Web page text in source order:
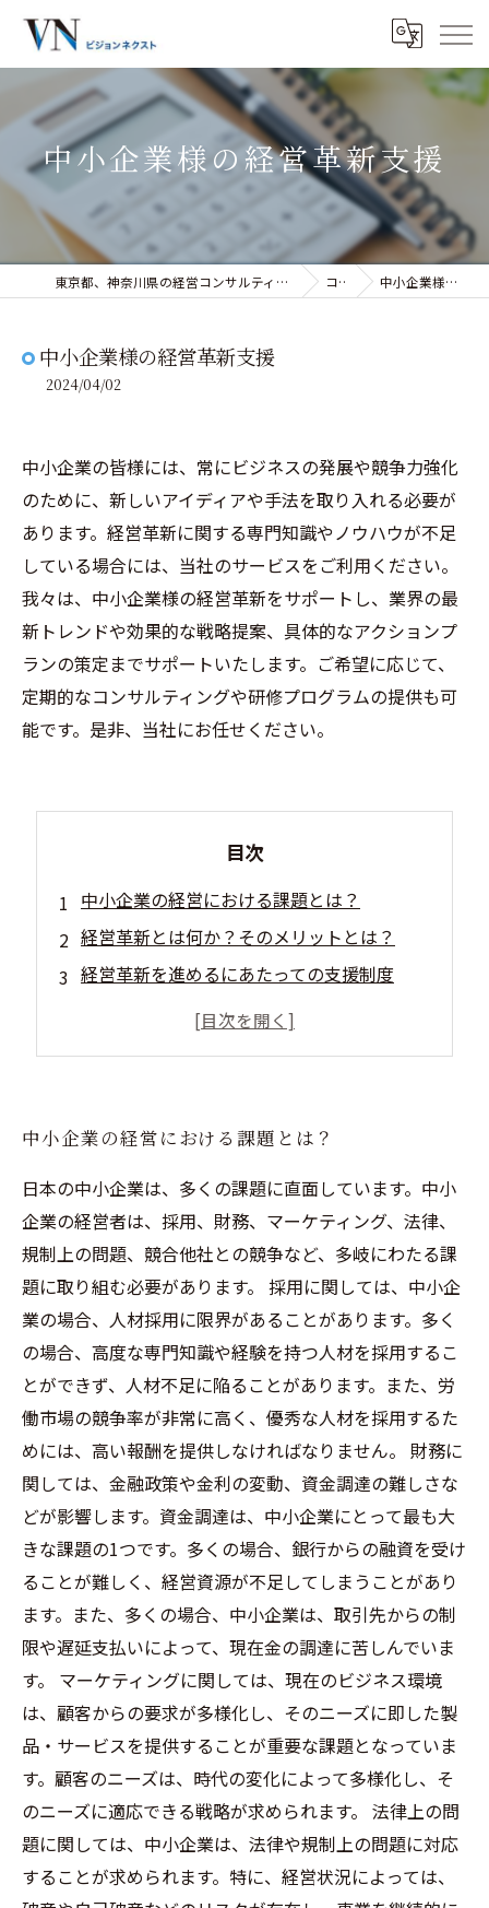
中小企業様の経営革新支援
東京都、神奈川県の経営コンサルティングなら株式会社ビジョンネクスト コラム 中小企業様の経営革新支援
中小企業様の経営革新支援
2024/04/02
中小企業の皆様には、常にビジネスの発展や競争力強化
のために、新しいアイディアや手法を取り入れる必要が
あります。経営革新に関する専門知識やノウハウが不足
している場合には、当社のサービスをご利用ください。
我々は、中小企業様の経営革新をサポートし、業界の最
新トレンドや効果的な戦略提案、具体的なアクションプ
ランの策定までサポートいたします。ご希望に応じて、
定期的なコンサルティングや研修プログラムの提供も可
能です。是非、当社にお任せください。
目次
中小企業の経営における課題とは？
経営革新とは何か？そのメリットとは？
経営革新を進めるにあたっての支援制度
成功事例から学ぶ中小企業の経営革新
中小企業の経営における課題とは？
日本の中小企業は、多くの課題に直面しています。中小
企業の経営者は、採用、財務、マーケティング、法律、
規制上の問題、競合他社との競争など、多岐にわたる課
題に取り組む必要があります。 採用に関しては、中小企
業の場合、人材採用に限界があることがあります。多く
の場合、高度な専門知識や経験を持つ人材を採用するこ
とができず、人材不足に陥ることがあります。また、労
働市場の競争率が非常に高く、優秀な人材を採用するた
めには、高い報酬を提供しなければなりません。 財務に
関しては、金融政策や金利の変動、資金調達の難しさな
どが影響します。資金調達は、中小企業にとって最も大
きな課題の1つです。多くの場合、銀行からの融資を受け
ることが難しく、経営資源が不足してしまうことがあり
ます。また、多くの場合、中小企業は、取引先からの制
限や遅延支払いによって、現在金の調達に苦しんでいま
す。 マーケティングに関しては、現在のビジネス環境
は、顧客からの要求が多様化し、そのニーズに即した製
品・サービスを提供することが重要な課題となっていま
す。顧客のニーズは、時代の変化によって多様化し、そ
のニーズに適応できる戦略が求められます。 法律上の問
題に関しては、中小企業は、法律や規制上の問題に対応
することが求められます。特に、経営状況によっては、